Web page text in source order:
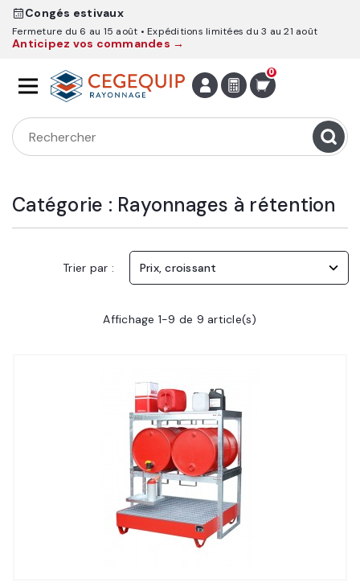
Congés estivaux
Fermeture du 6 au 15 août Expéditions limitées du 3 au 21 août
Anticipez vos commandes →
0
Catégorie : Rayonnages à rétention
Trier par : Prix, croissant
Affichage 1-9 de 9 article(s)